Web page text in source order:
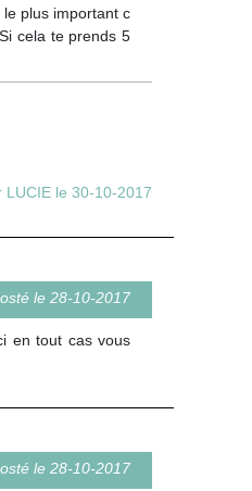
plus important c
cela te prends 5
LUCIE le 30-10-2017
le 28-10-2017
en tout cas vous
le 28-10-2017